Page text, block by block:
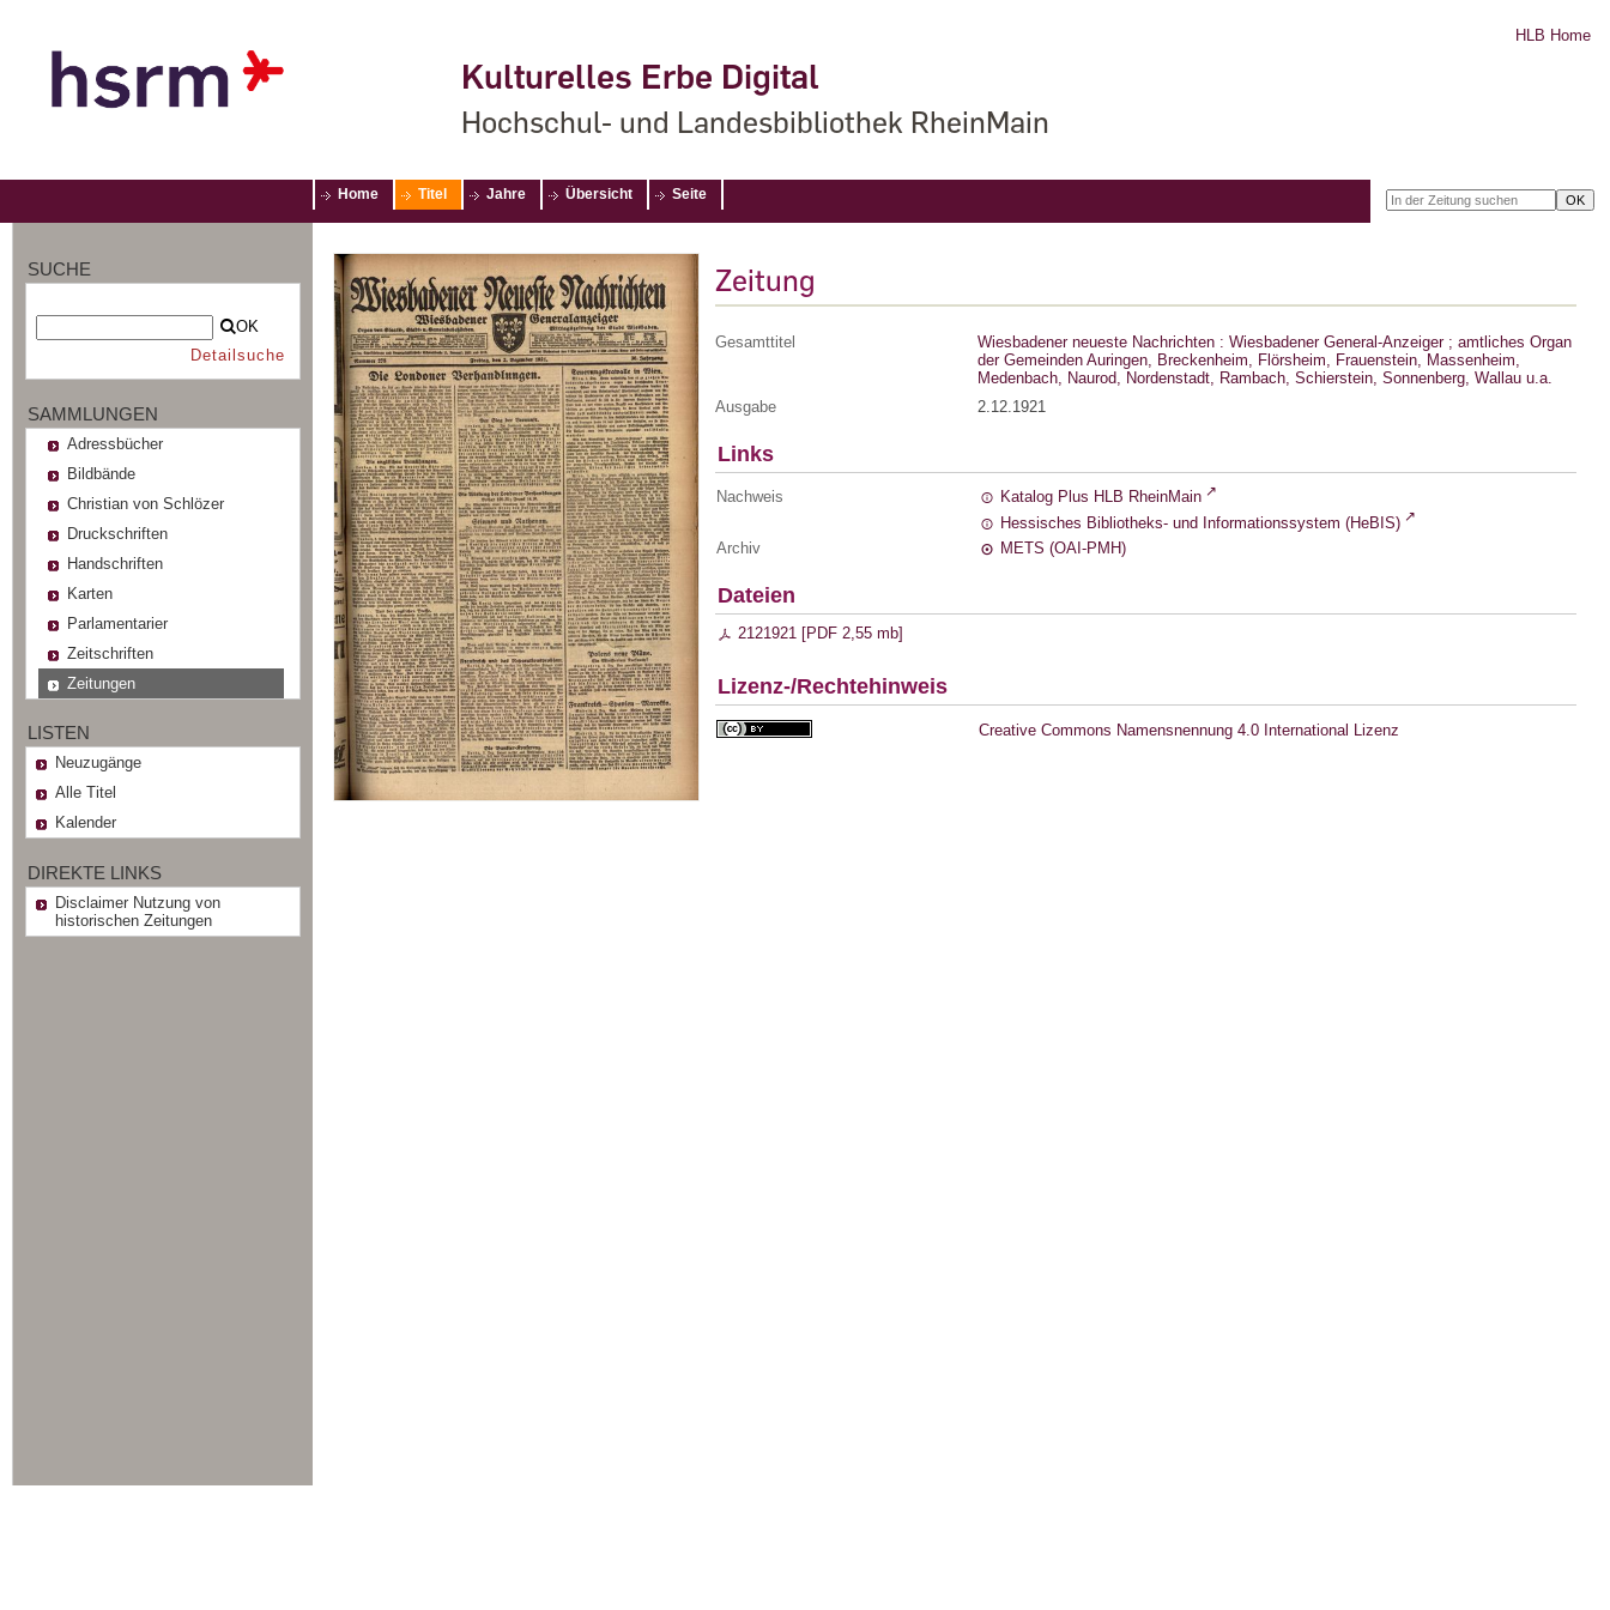
Kulturelles Erbe Digital
Hochschul- und Landesbibliothek RheinMain
HLB Home
Home Titel Jahre Übersicht Seite
SUCHE
OK
Detailsuche
SAMMLUNGEN
Adressbücher
Bildbände
Christian von Schlözer
Druckschriften
Handschriften
Karten
Parlamentarier
Zeitschriften
Zeitungen
LISTEN
Neuzugänge
Alle Titel
Kalender
DIREKTE LINKS
Disclaimer Nutzung von
historischen Zeitungen
Zeitung
Gesamttitel
Wiesbadener neueste Nachrichten : Wiesbadener General-Anzeiger ; amtliches Organ
der Gemeinden Auringen, Breckenheim, Flörsheim, Frauenstein, Massenheim,
Medenbach, Naurod, Nordenstadt, Rambach, Schierstein, Sonnenberg, Wallau u.a.
Ausgabe
2.12.1921
Links
Nachweis
Katalog Plus HLB RheinMain
Hessisches Bibliotheks- und Informationssystem (HeBIS)
Archiv
METS (OAI-PMH)
Dateien
2121921 [PDF 2,55 mb]
Lizenz-/Rechtehinweis
Creative Commons Namensnennung 4.0 International Lizenz